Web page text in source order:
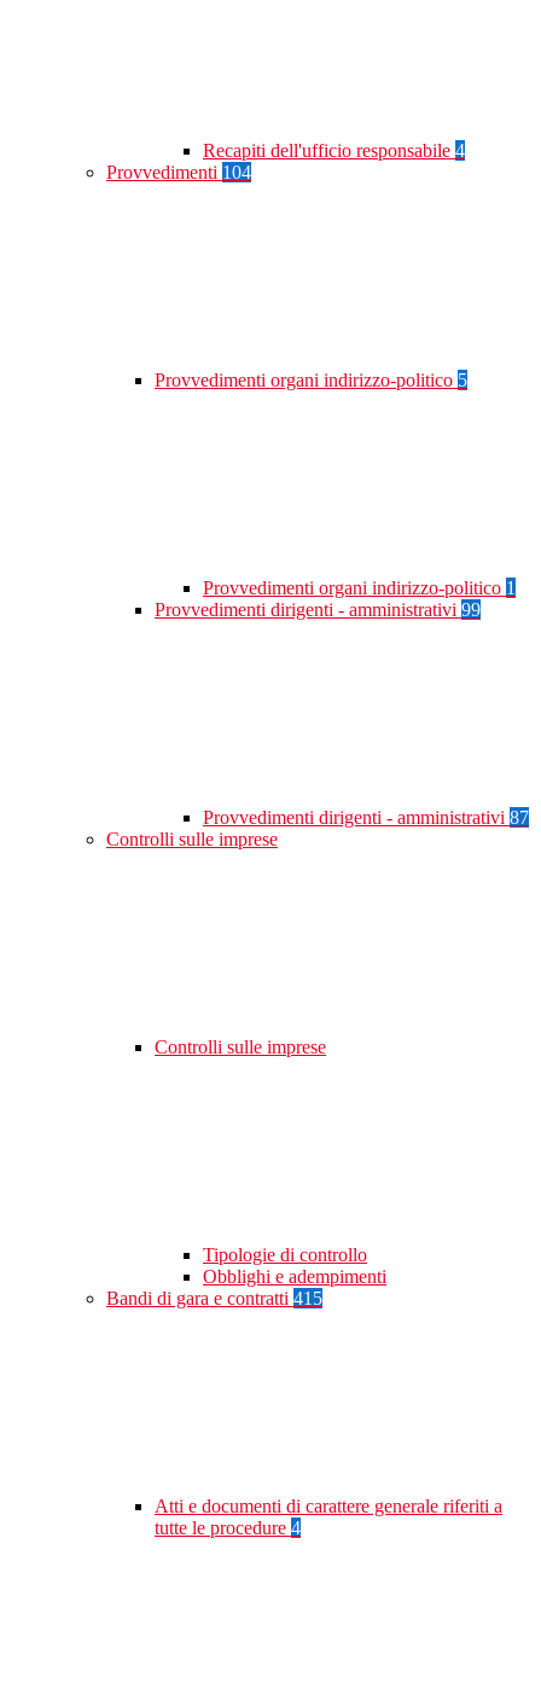
Recapiti dell'ufficio responsabile 4
Provvedimenti 104
Provvedimenti organi indirizzo-politico 5
Provvedimenti organi indirizzo-politico 1
Provvedimenti dirigenti - amministrativi 99
Provvedimenti dirigenti - amministrativi 87
Controlli sulle imprese
Controlli sulle imprese
Tipologie di controllo
Obblighi e adempimenti
Bandi di gara e contratti 415
Atti e documenti di carattere generale riferiti a
tutte le procedure 4